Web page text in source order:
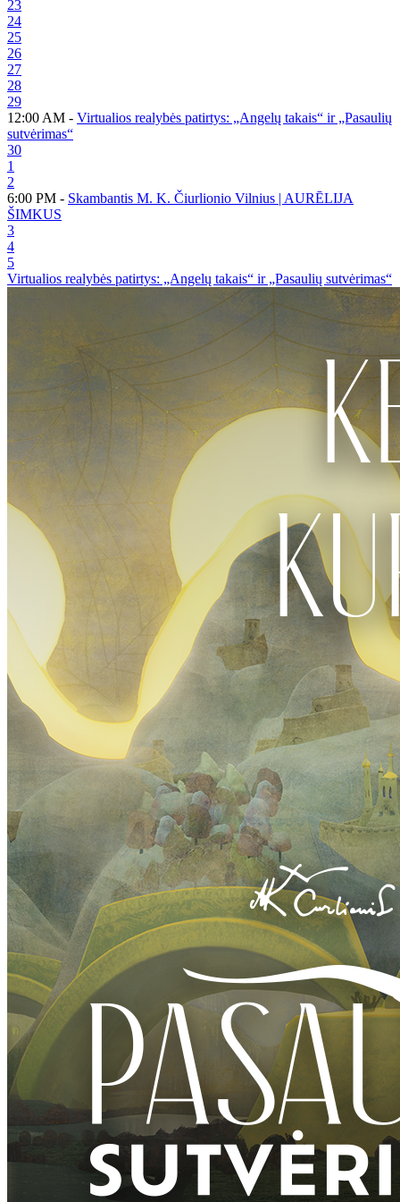
23
24
25
26
27
28
29
12:00 AM - Virtualios realybės patirtys: „Angelų takais“ ir „Pasaulių
sutvėrimas“
30
1
2
6:00 PM - Skambantis M. K. Čiurlionio Vilnius | AURĒLIJA
ŠIMKUS
3
4
5
Virtualios realybės patirtys: „Angelų takais“ ir „Pasaulių sutvėrimas“